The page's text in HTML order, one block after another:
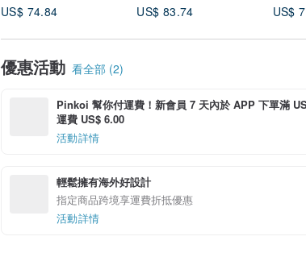
US$ 74.84
US$ 83.74
US$
優惠活動 看全部 (2)
Pinkoi 幫你付運費！新會員 7 天內於 APP 下單滿
運費 US$ 6.00
活動詳情
輕鬆擁有海外好設計
指定商品跨境享運費折抵優惠
活動詳情